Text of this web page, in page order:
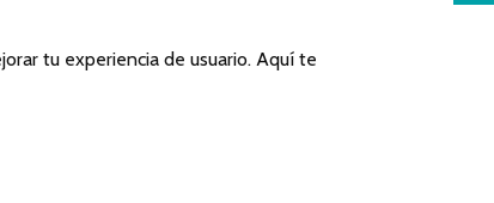
tu experiencia de usuario. Aquí te